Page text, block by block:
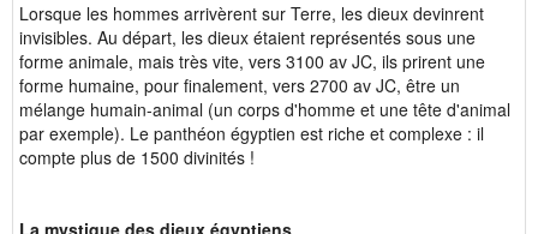
Lorsque les hommes arrivèrent sur Terre, les dieux devinrent
invisibles. Au départ, les dieux étaient représentés sous une
forme animale, mais très vite, vers 3100 av JC, ils prirent une
forme humaine, pour finalement, vers 2700 av JC, être un
mélange humain-animal (un corps d'homme et une tête d'animal
par exemple). Le panthéon égyptien est riche et complexe : il
compte plus de 1500 divinités !
La mystique des dieux égyptiens